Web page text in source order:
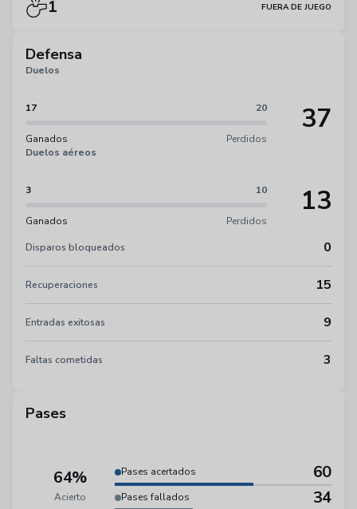
1 FUERA DE JUEGO
Defensa
Duelos
17 20
Ganados Perdidos
37
Duelos aéreos
3 10
Ganados Perdidos
13
Disparos bloqueados 0
Recuperaciones 15
Entradas exitosas 9
Faltas cometidas 3
Pases
64%
Acierto
Pases acertados 60
Pases fallados 34